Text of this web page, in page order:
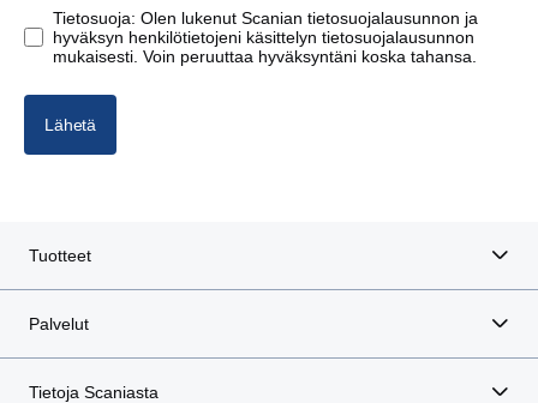
Tietosuoja: Olen lukenut Scanian tietosuojalausunnon ja
hyväksyn henkilötietojeni käsittelyn tietosuojalausunnon
mukaisesti. Voin peruuttaa hyväksyntäni koska tahansa.
Lähetä
Tuotteet
Palvelut
Tietoja Scaniasta